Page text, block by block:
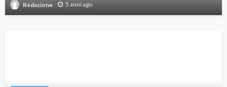
Redazione 5 anni ago